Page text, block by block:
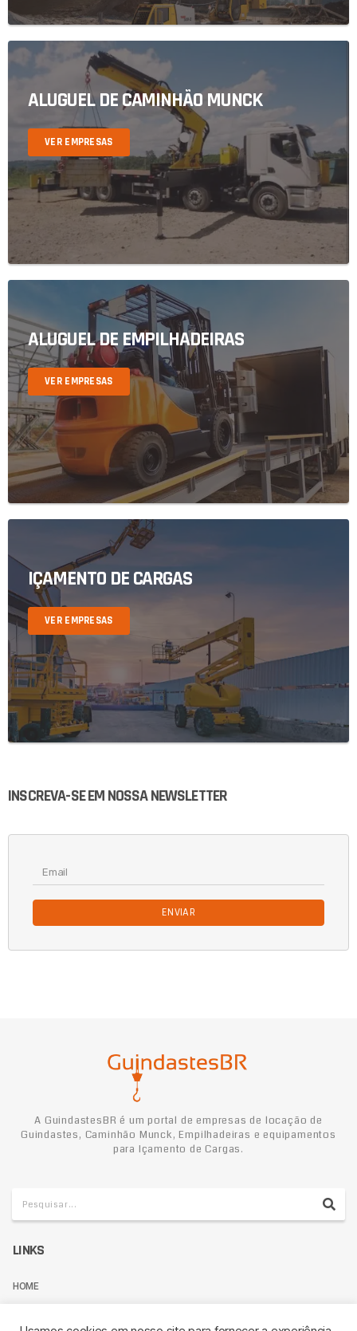
ALUGUEL DE CAMINHÃO MUNCK
VER EMPRESAS
ALUGUEL DE EMPILHADEIRAS
VER EMPRESAS
IÇAMENTO DE CARGAS
VER EMPRESAS
INSCREVA-SE EM NOSSA NEWSLETTER
ENVIAR
A GuindastesBR é um portal de empresas de locação de
Guindastes, Caminhão Munck, Empilhadeiras e equipamentos
para Içamento de Cargas.
LINKS
HOME